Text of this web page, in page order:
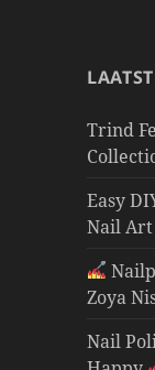
Trind
Easy
Nail
Zoya
Nail